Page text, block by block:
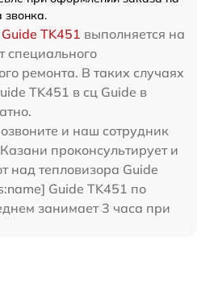
звонка.
TK451 выполняется на
специального
ремонта. В таких случаях
TK451 в сц Guide в
и наш сотрудник
проконсультирует и
над тепловизора Guide
Guide TK451 по
занимает 3 часа при